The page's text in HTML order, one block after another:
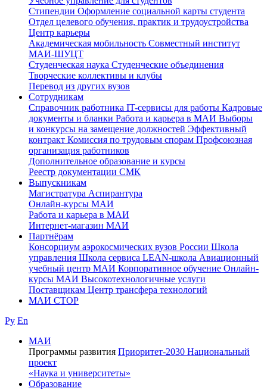
Стипендии Оформление социальной карты студента
Отдел целевого обучения, практик и трудоустройства
Центр карьеры
Академическая мобильность Совместный институт
МАИ-ШУЦТ
Студенческая наука Студенческие объединения
Творческие коллективы и клубы
Перевод из других вузов
Сотрудникам
Cправочник работника IT-сервисы для работы Кадровые
документы и бланки Работа и карьера в МАИ Выборы
и конкурсы на замещение должностей Эффективный
контракт Комиссия по трудовым спорам Профсоюзная
организация работников
Дополнительное образование и курсы
Реестр документации СМК
Выпускникам
Магистратура Аспирантура
Онлайн-курсы МАИ
Работа и карьера в МАИ
Интернет-магазин МАИ
Партнёрам
Консорциум аэрокосмических вузов России Школа
управления Школа сервиса LEAN-школа Авиационный
учебный центр МАИ Корпоративное обучение Онлайн-
курсы МАИ Высокотехнологичные услуги
Поставщикам Центр трансфера технологий
МАИ СТОР
Ру En
МАИ
Программы развития Приоритет-2030 Национальный
проект
«Наука и университеты»
Образование